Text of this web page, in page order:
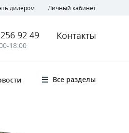
дилером Личный кабинет
92 49
18:00
Контакты
Все разделы